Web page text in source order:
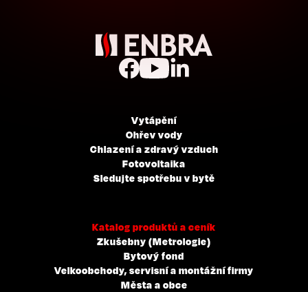
Vytápění
Ohřev vody
Chlazení a zdravý vzduch
Fotovoltaika
Sledujte spotřebu v bytě
Katalog produktů a ceník
Zkušebny (Metrologie)
Bytový fond
Velkoobchody, servisní a montážní firmy
Města a obce